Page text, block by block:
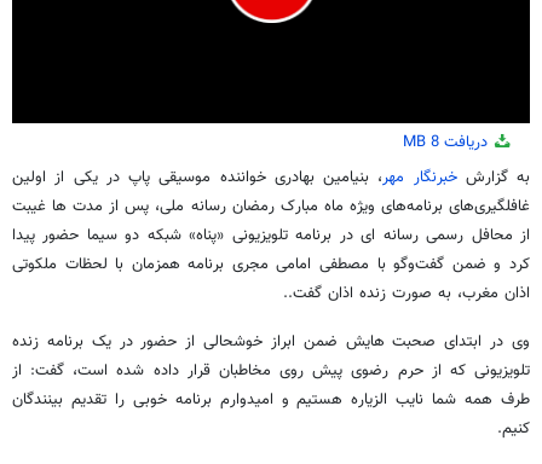
0
of
3
minutes,
38
seconds
دریافت 8 MB
به گزارشخبرنگار مهر، بنیامین بهادری خواننده موسیقی پاپ در یکی از اولین
غافلگیری‌های برنامه‌های ویژه ماه مبارک رمضان رسانه ملی، پس از مدت ها غیبت
از محافل رسمی رسانه ای در برنامه تلویزیونی «پناه» شبکه دو سیما حضور پیدا
کرد و ضمن گفت‌وگو با مصطفی امامی مجری برنامه همزمان با لحظات ملکوتی
اذان مغرب، به صورت زنده اذان گفت..
وی در ابتدای صحبت هایش ضمن ابراز خوشحالی از حضور در یک برنامه زنده
تلویزیونی که از حرم رضوی پیش روی مخاطبان قرار داده شده است، گفت: از
طرف همه شما نایب الزیاره هستیم و امیدوارم برنامه خوبی را تقدیم بینندگان
کنیم.